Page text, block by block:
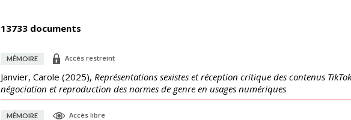
13733 documents
MÉMOIRE Accès restreint
Janvier, Carole (2025), Représentations sexistes et réception critique des contenus
négociation et reproduction des normes de genre en usages numériques
MÉMOIRE Accès libre